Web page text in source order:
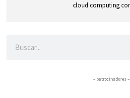
cloud computing
– patrocinadores –